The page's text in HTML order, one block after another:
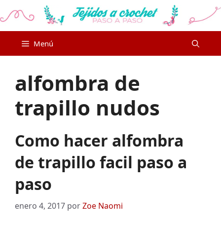
al
Menú
alfombra de
trapillo nudos
Como hacer alfombra
de trapillo facil paso a
paso
enero 4, 2017 porZoe Naomi